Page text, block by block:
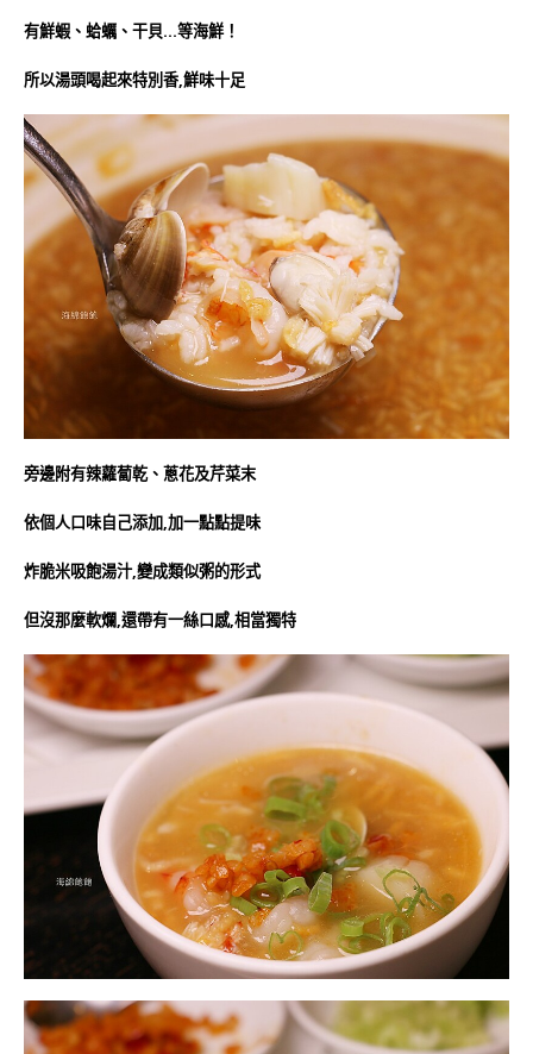
有鮮蝦、蛤蠣、干貝…等海鮮！
所以湯頭喝起來特別香,鮮味十足
旁邊附有辣蘿蔔乾、蔥花及芹菜末
依個人口味自己添加,加一點點提味
炸脆米吸飽湯汁,變成類似粥的形式
但沒那麼軟爛,還帶有一絲口感,相當獨特